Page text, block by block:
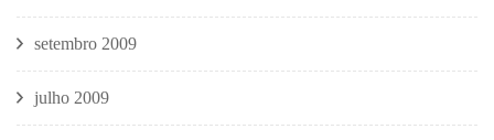
setembro 2009
julho 2009